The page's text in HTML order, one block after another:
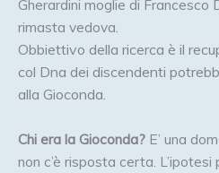
Gherardini moglie di Francesco
rimasta vedova.
Obbiettivo della ricerca è il
col Dna dei discendenti
alla Gioconda.
Chi era la Gioconda? E’ una
non c’è risposta certa.